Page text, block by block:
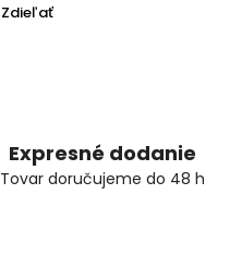
Zdieľať
Expresné dodanie
Tovar doručujeme do 48 h